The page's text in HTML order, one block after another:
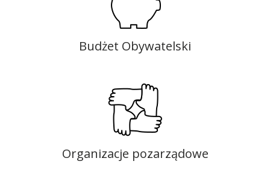
Budżet Obywatelski
Organizacje pozarządowe